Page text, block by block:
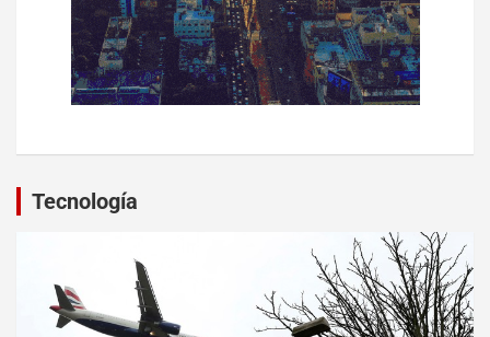
Tecnología